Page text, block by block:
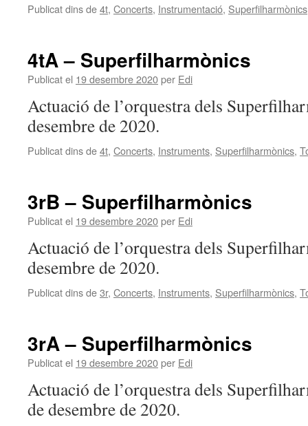
Publicat dins de4t, Concerts, Instrumentació, Superfilharmònics
4tA – Superfilharmònics
Publicat el 19 desembre 2020per Edi
Actuació de l’orquestra dels
desembre de 2020.
Publicat dins de4t, Concerts, Instruments, Superfilharmònics,
3rB – Superfilharmònics
Publicat el 19 desembre 2020per Edi
Actuació de l’orquestra dels
desembre de 2020.
Publicat dins de3r, Concerts, Instruments, Superfilharmònics,
3rA – Superfilharmònics
Publicat el 19 desembre 2020per Edi
Actuació de l’orquestra dels
de desembre de 2020.